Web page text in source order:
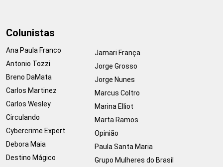
Colunistas
Ana Paula Franco
Antonio Tozzi
Breno DaMata
Carlos Martinez
Carlos Wesley
Circulando
Cybercrime Expert
Debora Maia
Destino Mágico
Jamari França
Jorge Grosso
Jorge Nunes
Marcus Coltro
Marina Elliot
Marta Ramos
Opinião
Paula Santa Maria
Grupo Mulheres do Brasil